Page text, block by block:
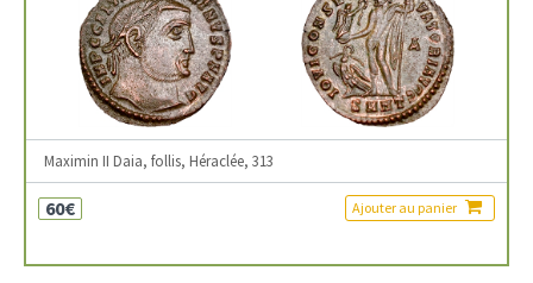
Maximin II Daia, follis, Héraclée, 313
60€ Ajouter au panier